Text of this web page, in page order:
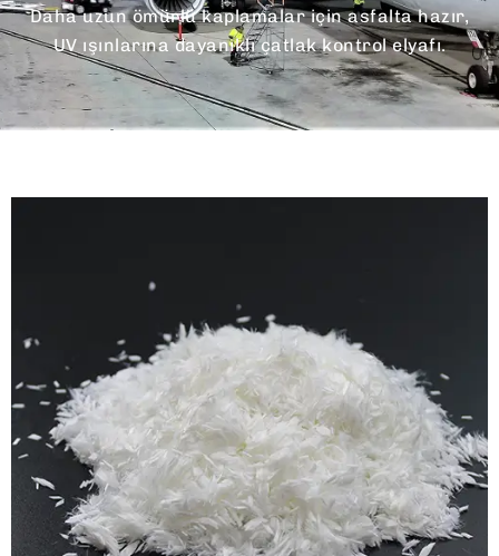
Daha uzun ömürlü kaplamalar için asfalta hazır,
UV ışınlarına dayanıklı çatlak kontrol elyafı.